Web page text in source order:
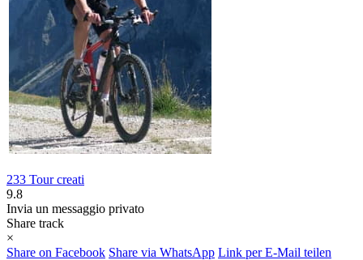
233 Tour creati
9.8
Invia un messaggio privato
Share track
×
Share on Facebook Share via WhatsApp Link per E-Mail teilen